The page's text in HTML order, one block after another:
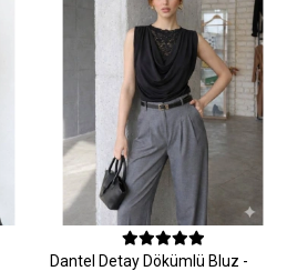
Dantel Detay Dökümlü Bluz -